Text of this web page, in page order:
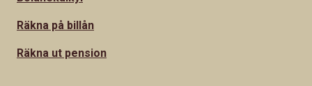
Räkna på billån
Räkna ut pension